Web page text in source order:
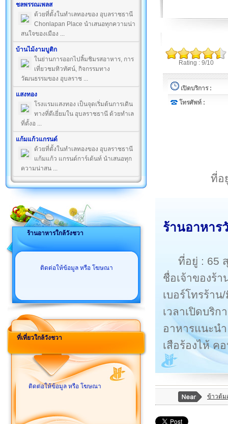
ชลพรรณเพลส
ด้วยที่ตั้งในทำเลทองของ อุบลราชธานี
Chonlapan Place นำเสนอทุกความน่า
สนใจของเมือง ...
บ้านไม้งามบูติก
ในย่านการออกไปลิ้มชิมรสอาหาร, การ
เที่ยวชมทิวทัศน์, กิจกรรมทาง
วัฒนธรรมของ อุบลราช ...
แสงทอง
โรงแรมแสงทอง เป็นจุดเริ่มต้นการเดิน
ทางที่ดีเยี่ยมใน อุบลราชธานี ด้วยทำเล
ที่ตั้งอ ...
แก้มแก้วแกรนด์
ด้วยที่ตั้งในทำเลทองของ อุบลราชธานี
แก้มแก้ว แกรนด์การ์เด้นท์ นำเสนอทุก
ความน่าสน ...
ร้านอาหารใกล้วังชวา
ติดต่อให้ข้อมูล หรือ โฆษณา
ที่เที่ยวใกล้วังชวา
ติดต่อให้ข้อมูล หรือ โฆษณา
Rating : 9/10
เปิดบริการ :
โทรศัพท์ :
ที่อ
ร้านอาหาร
ที่อยู่ : 65
ชื่อเจ้าของร้
เบอร์โทรร้าน
เวลาเปิดบริก
อาหารแนะน
เสือร้องไห้ ค
ข้าวต้ม